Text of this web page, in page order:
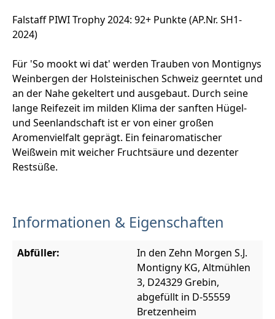
Falstaff PIWI Trophy 2024: 92+ Punkte (AP.Nr. SH1-
2024)
Für 'So mookt wi dat' werden Trauben von Montignys
Weinbergen der Holsteinischen Schweiz geerntet und
an der Nahe gekeltert und ausgebaut. Durch seine
lange Reifezeit im milden Klima der sanften Hügel-
und Seenlandschaft ist er von einer großen
Aromenvielfalt geprägt. Ein feinaromatischer
Weißwein mit weicher Fruchtsäure und dezenter
Restsüße.
Informationen & Eigenschaften
Abfüller:
In den Zehn Morgen S.J.
Montigny KG, Altmühlen
3, D24329 Grebin,
abgefüllt in D-55559
Bretzenheim